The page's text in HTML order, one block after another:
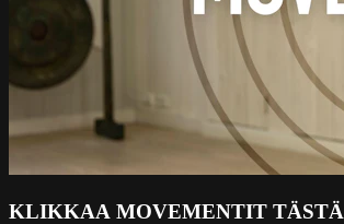
KLIKKAA MOVEMENTIT TÄSTÄ